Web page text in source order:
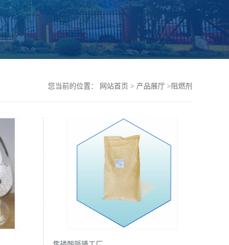
您当前的位置： 网站首页 > 产品展厅 > 阻燃剂